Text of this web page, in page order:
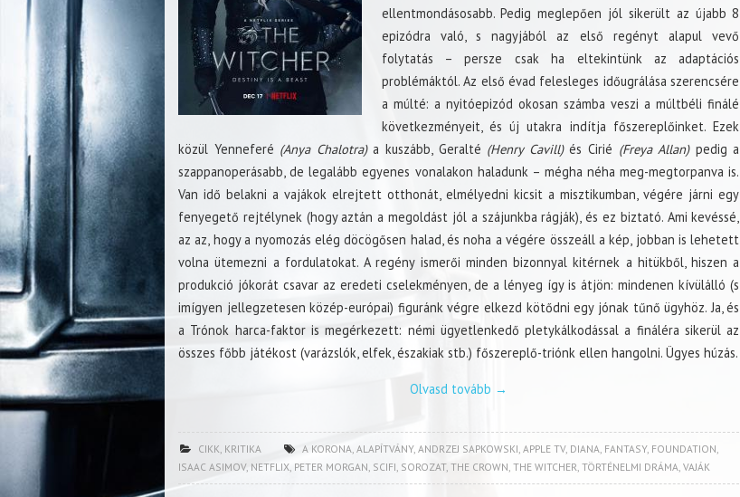
ellentmondásosabb. Pedig meglepően jól sikerült az újabb 8
epizódra való, s nagyjából az első regényt alapul vevő
folytatás – persze csak ha eltekintünk az adaptációs
problémáktól. Az első évad felesleges időugrálása szerencsére
a múlté: a nyitóepizód okosan számba veszi a múltbéli finálé
következményeit, és új utakra indítja főszereplőinket. Ezek
közül Yenneferé (Anya Chalotra)a kuszább, Geralté (Henry Cavill)és Cirié (Freya Allan)pedig a
szappanoperásabb, de legalább egyenes vonalakon haladunk – mégha néha meg-megtorpanva is.
Van idő belakni a vajákok elrejtett otthonát, elmélyedni kicsit a misztikumban, végére járni egy
fenyegető rejtélynek (hogy aztán a megoldást jól a szájunkba rágják), és ez biztató. Ami kevéssé,
az az, hogy a nyomozás elég döcögősen halad, és noha a végére összeáll a kép, jobban is lehetett
volna ütemezni a fordulatokat. A regény ismerői minden bizonnyal kitérnek a hitükből, hiszen a
produkció jókorát csavar az eredeti cselekményen, de a lényeg így is átjön: mindenen kívülálló (s
imígyen jellegzetesen közép-európai) figuránk végre elkezd kötődni egy jónak tűnő ügyhöz. Ja, és
a Trónok harca-faktor is megérkezett: némi ügyetlenkedő pletykálkodással a fináléra sikerül az
összes főbb játékost (varázslók, elfek, északiak stb.) főszereplő-triónk ellen hangolni. Ügyes húzás.
Olvasd tovább →
CIKK, KRITIKA A KORONA, ALAPÍTVÁNY, ANDRZEJ SAPKOWSKI, APPLE TV, DIANA, FANTASY, FOUNDATION,
ISAAC ASIMOV, NETFLIX, PETER MORGAN, SCIFI, SOROZAT, THE CROWN, THE WITCHER, TÖRTÉNELMI DRÁMA, VAJÁK